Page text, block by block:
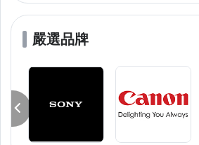
嚴選品牌